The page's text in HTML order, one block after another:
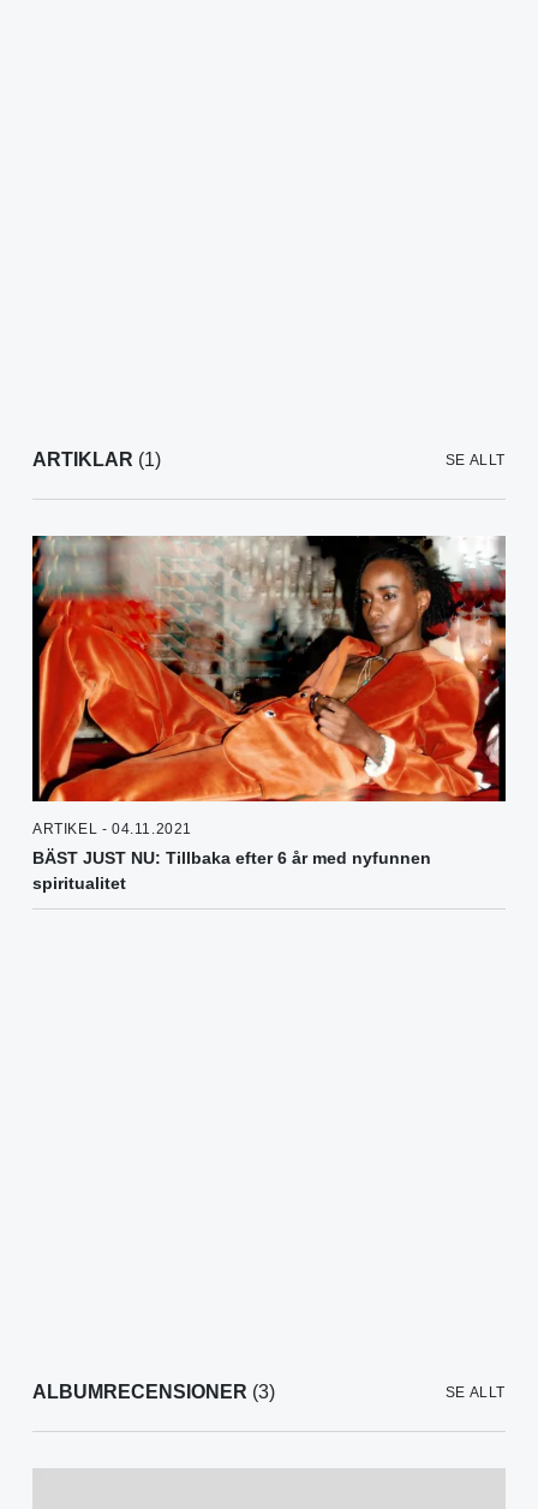
ARTIKLAR (1) SE ALLT
ARTIKEL - 04.11.2021
BÄST JUST NU: Tillbaka efter 6 år med nyfunnen
spiritualitet
ALBUMRECENSIONER (3) SE ALLT